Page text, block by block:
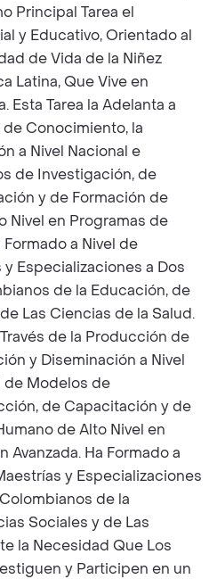
Principal Tarea el
y Educativo, Orientado al
de Vida de la Niñez
Latina, Que Vive en
Esta Tarea la Adelanta a
Conocimiento, la
a Nivel Nacional e
de Investigación, de
y de Formación de
Nivel en Programas de
Formado a Nivel de
Especializaciones a Dos
de la Educación, de
Las Ciencias de la Salud.
de la Producción de
y Diseminación a Nivel
de Modelos de
de Capacitación y de
de Alto Nivel en
Avanzada. Ha Formado a
y Especializaciones
de la
Sociales y de Las
la Necesidad Que Los
y Participen en un